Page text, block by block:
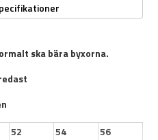
ska bära byxorna.
52
54
56